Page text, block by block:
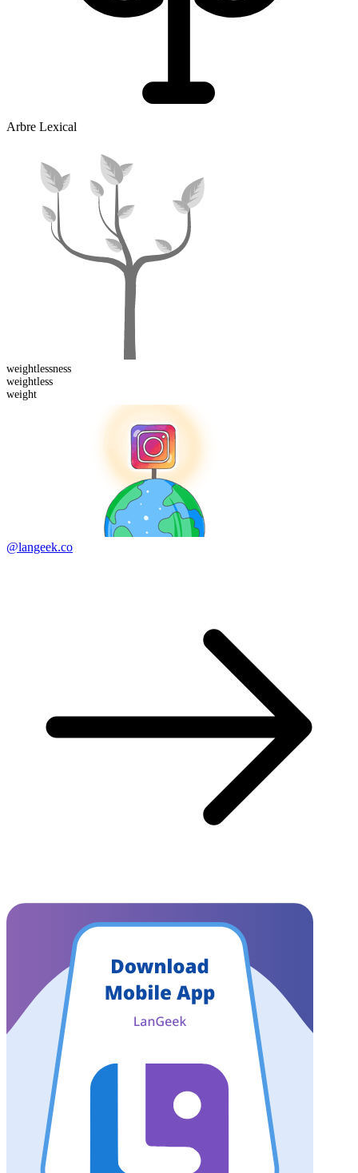
Arbre Lexical
weightlessness
weightless
weight
@langeek.co